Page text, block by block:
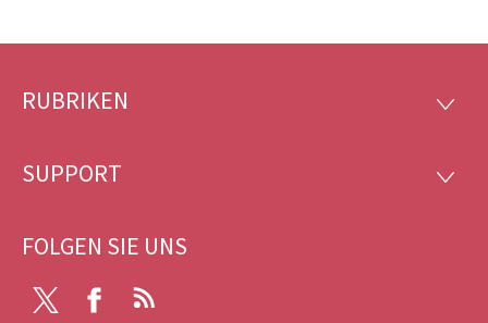
Footer
RUBRIKEN
SUPPORT
FOLGEN SIE UNS
Facebook